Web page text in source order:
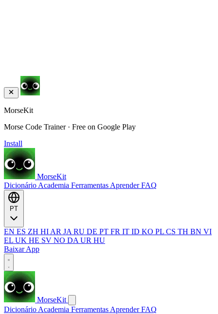
MorseKit
Morse Code Trainer · Free on Google Play
Install
MorseKit
Dicionário Academia Ferramentas AprenderFAQ
EN ES ZH HI AR JA RU DE PT FR IT ID KO PL CS TH BN VI
EL UK HE SV NO DA UR HU
Baixar App
MorseKit
Dicionário Academia Ferramentas AprenderFAQ